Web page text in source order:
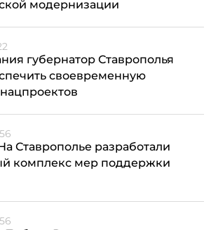
модернизации
губернатор Ставрополья
своевременную
Ставрополье разработали
комплекс мер поддержки